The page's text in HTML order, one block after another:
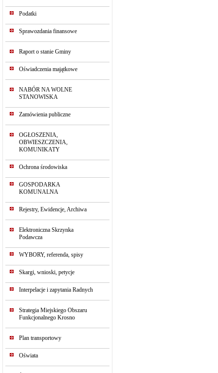
Podatki
Sprawozdania finansowe
Raport o stanie Gminy
Oświadczenia majątkowe
NABÓR NA WOLNE
STANOWISKA
Zamówienia publiczne
OGŁOSZENIA,
OBWIESZCZENIA,
KOMUNIKATY
Ochrona środowiska
GOSPODARKA
KOMUNALNA
Rejestry, Ewidencje, Archiwa
Elektroniczna Skrzynka
Podawcza
WYBORY, referenda, spisy
Skargi, wnioski, petycje
Interpelacje i zapytania Radnych
Strategia Miejskiego Obszaru
Funkcjonalnego Krosno
Plan transportowy
Oświata